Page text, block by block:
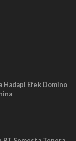
Hadapi Efek Domino